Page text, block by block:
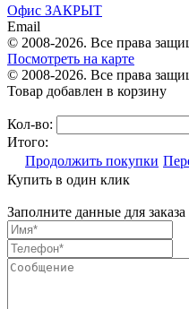
Офис ЗАКРЫТ
Email
© 2008-2026. Все права
Посмотреть на карте
© 2008-2026. Все права
Товар добавлен в корзину
Кол-во:
Итого:
Продолжить покупки
Купить в один клик
Заполните данные для заказа